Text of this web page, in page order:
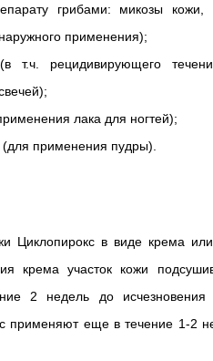
грибами: микозы
применения);
(в т.ч. рецидивирующего
лака для ногтей);
применения пудры).
Циклопирокс в виде крема
крема участок кожи
2 недель до
применяют еще в течение 1-2